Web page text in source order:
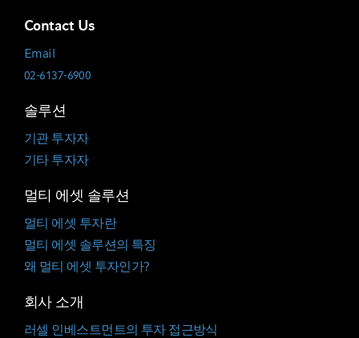
Contact Us
Email
02-6137-6900
솔루션
기관 투자자
기타 투자자
멀티 에셋 솔루션
멀티 에셋 투자란
멀티 에셋 솔루션의 특징
왜 멀티 에셋 투자인가?
회사 소개
러셀 인베스트먼트의 투자 접근방식